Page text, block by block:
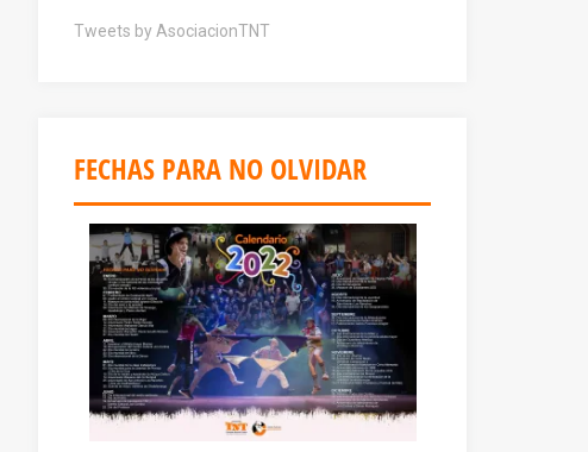
Tweets by AsociacionTNT
FECHAS PARA NO OLVIDAR